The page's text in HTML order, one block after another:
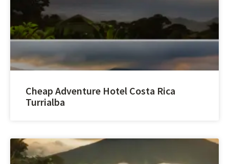
Cheap Adventure Hotel Costa Rica
Turrialba